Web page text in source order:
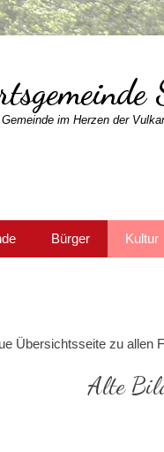
im Herzen der
Bürger Kultur
Übersichtsseite zu allen
Alte